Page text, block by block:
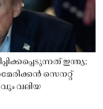
ഇന്ത്യ;
സെനറ്റ്
വലിയ